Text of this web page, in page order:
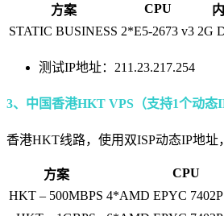
方案 CPU
STATIC BUSINESS 2*E5-2673 v3 2G
测试IP地址：211.23.217.254
3、中国香港HKT VPS（支持1个动态
香港HKT线路，使用双ISP动态IP地
方案 CPU
HKT – 500MBPS 4*AMD EPYC 7402P